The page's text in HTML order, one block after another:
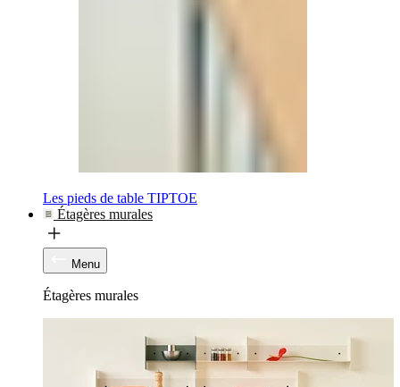
Les pieds de table TIPTOE
Étagères murales
Menu
Étagères murales